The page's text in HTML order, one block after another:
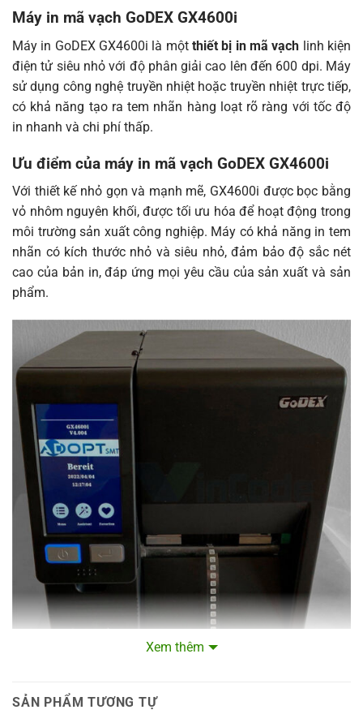
Máy in mã vạch GoDEX GX4600i
Máy in GoDEX GX4600i là một thiết bị in mã vạch linh kiện
điện tử siêu nhỏ với độ phân giải cao lên đến 600 dpi. Máy
sử dụng công nghệ truyền nhiệt hoặc truyền nhiệt trực tiếp,
có khả năng tạo ra tem nhãn hàng loạt rõ ràng với tốc độ
in nhanh và chi phí thấp.
Ưu điểm của máy in mã vạch GoDEX GX4600i
Với thiết kế nhỏ gọn và mạnh mẽ, GX4600i được bọc bằng
vỏ nhôm nguyên khối, được tối ưu hóa để hoạt động trong
môi trường sản xuất công nghiệp. Máy có khả năng in tem
nhãn có kích thước nhỏ và siêu nhỏ, đảm bảo độ sắc nét
cao của bản in, đáp ứng mọi yêu cầu của sản xuất và sản
phẩm.
bo mạch chủ của điện thoại thông minh
Xem thêm
SẢN PHẨM TƯƠNG TỰ